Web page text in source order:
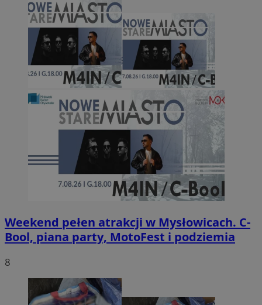
Weekend pełen atrakcji w Mysłowicach. C-
Bool, piana party, MotoFest i podziemia
8